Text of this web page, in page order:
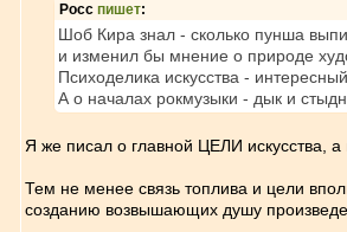
Росс пишет:
Шоб Кира знал - сколько пунша
и изменил бы мнение о природе
Психоделика искусства -
А о началах рокмузыки - дык и
Я же писал о главной ЦЕЛИ искусства,
Тем не менее связь топлива и цели
созданию возвышающих душу